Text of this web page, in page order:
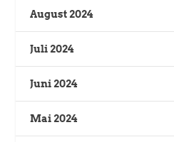
August 2024
Juli 2024
Juni 2024
Mai 2024